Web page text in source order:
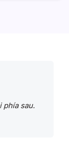
phía sau.